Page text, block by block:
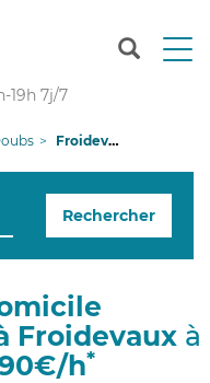
T
n
g
i
19h 7j/7
Froidevaux
Rechercher
Froidevauxà
h*